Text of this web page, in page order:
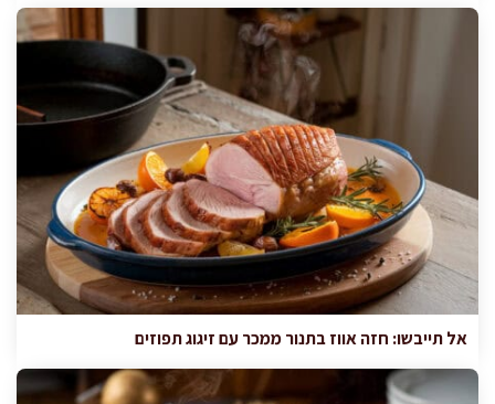
אל תייבשו: חזה אווז בתנור ממכר עם זיגוג תפוזים